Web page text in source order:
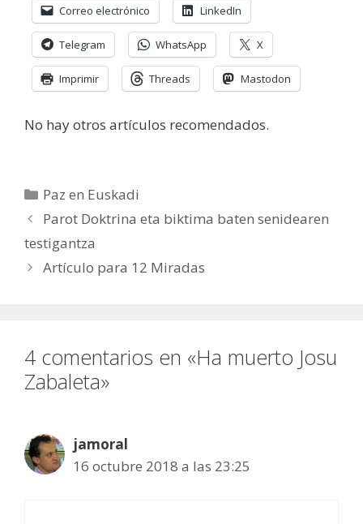
Correo electrónico LinkedIn
Telegram WhatsApp X
Imprimir Threads Mastodon
No hay otros artículos recomendados.
Categorías
Paz en Euskadi
Parot Doktrina eta biktima baten senidearen
testigantza
Artículo para 12 Miradas
4 comentarios en «Ha muerto Josu
Zabaleta»
jamoral
16 octubre 2018 a las 23:25